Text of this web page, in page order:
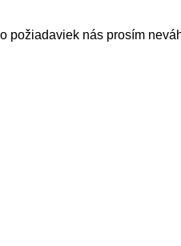
požiadaviek nás prosím